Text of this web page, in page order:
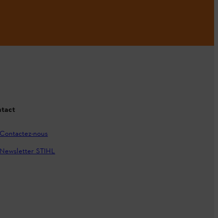
Contactez-nous
Newsletter STIHL